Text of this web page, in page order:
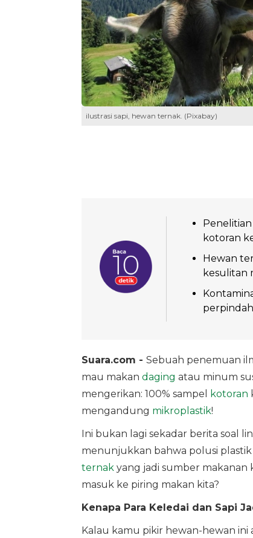
ilustrasi sapi, hewan ternak. (Pixabay)
kotoran
Hewan
kesulitan
Suara.com - Sebuah penemuan
mau makan daging atau minum
mengerikan: 100% sampel
kotoran
mengandung mikroplastik!
Ini bukan lagi sekadar berita soal
menunjukkan bahwa polusi
ternak yang jadi sumber makanan
masuk ke piring makan kita?
Kenapa Para Keledai dan Sapi
Kalau kamu pikir hewan-hewan ini